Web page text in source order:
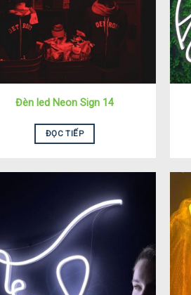
Đèn led Neon Sign 14
ĐỌC TIẾP